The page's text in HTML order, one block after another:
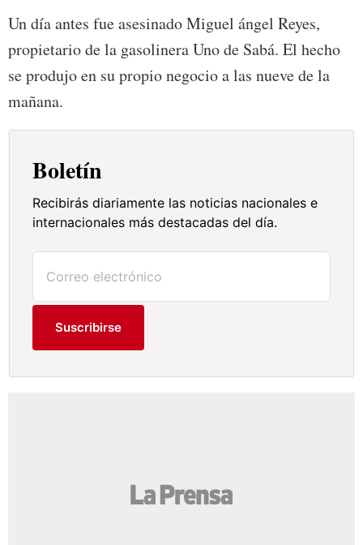
Un día antes fue asesinado Miguel ángel Reyes,
propietario de la gasolinera Uno de Sabá. El hecho
se produjo en su propio negocio a las nueve de la
mañana.
Boletín
Recibirás diariamente las noticias nacionales e
internacionales más destacadas del día.
Suscribirse